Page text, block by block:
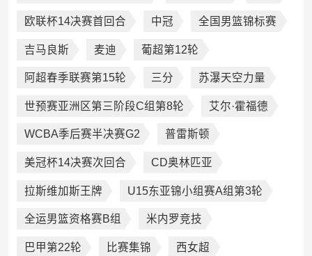
欧联杯14决赛首回合 中冠 全国男篮锦标赛
吉马良斯 麦迪 葡超第12轮
阿超春季联赛第15轮 三分 苏瀑天空力量
世预赛亚洲区第三阶段C组第8轮 艾尔·霍福德
WCBA季后赛半决赛G2 普雷斯顿
美冠杯14决赛次回合 CD奥林匹亚
拉斯维加斯王牌 U15东亚锦小组赛A组第3轮
全运男篮资格赛B组 米内罗竞技
巴甲第22轮 比赛集锦 西女超